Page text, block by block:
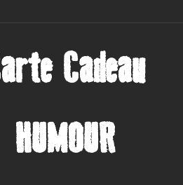
Cadeau
HUMOUR